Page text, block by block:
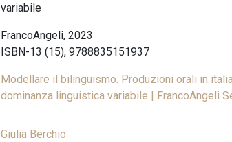
variabile
FrancoAngeli, 2023
ISBN-13 (15), 9788835151937
Modellare il bilinguismo. Produzioni orali in
dominanza linguistica variabile | FrancoAngeli
Giulia Berchio